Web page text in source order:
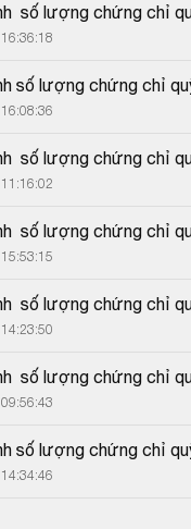
số lượng chứng chỉ
số lượng chứng chỉ
số lượng chứng chỉ
số lượng chứng chỉ
số lượng chứng chỉ
số lượng chứng chỉ
số lượng chứng chỉ